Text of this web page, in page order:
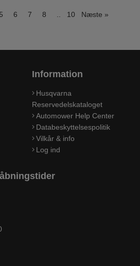
5 6 7 8 .. 10 Næste »
Information
Husqvarna
Reservedelskataloget
Automower Help Center
Databeskyttelsespolitik
Vilkår & info
Log ind